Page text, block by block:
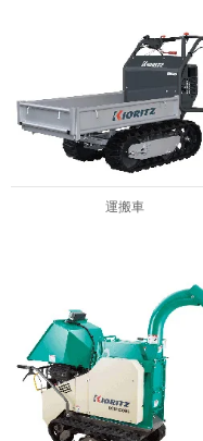
運搬車